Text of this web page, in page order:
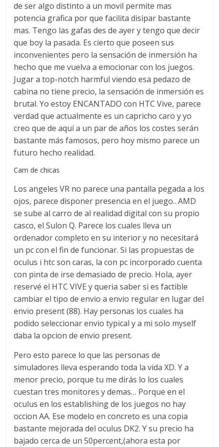
de ser algo distinto a un movil permite mas
potencia grafica por que facilita disipar bastante
mas. Tengo las gafas des de ayer y tengo que decir
que boy la pasada. Es cierto que poseen sus
inconvenientes pero la sensación de inmersión ha
hecho que me vuelva a emocionar con los juegos.
Jugar a top-notch harmful viendo esa pedazo de
cabina no tiene precio, la sensación de inmersión es
brutal. Yo estoy ENCANTADO con HTC Vive, parece
verdad que actualmente es un capricho caro y yo
creo que de aquí a un par de años los costes serán
bastante más famosos, pero hoy mismo parece un
futuro hecho realidad.
Cam de chicas
Los angeles VR no parece una pantalla pegada a los
ojos, parece disponer presencia en el juego.. AMD
se sube al carro de al realidad digital con su propio
casco, el Sulon Q. Parece los cuales lleva un
ordenador completo en su interior y no necesitará
un pc con el fin de funcionar. Si las propuestas de
oculus i htc son caras, la con pc incorporado cuenta
con pinta de irse demasiado de precio. Hola, ayer
reservé el HTC VIVE y queria saber si es factible
cambiar el tipo de envio a envio regular en lugar del
envio present (88). Hay personas los cuales ha
podido seleccionar envio typical y a mi solo myself
daba la opcion de envio present.
Pero esto parece lo que las personas de
simuladores lleva esperando toda la vida XD. Y a
menor precio, porque tu me dirás lo los cuales
cuestan tres monitores y demas… Porque en el
oculus en los establishing de los juegos no hay
occion AA. Ese modelo en concreto es una copia
bastante mejorada del oculus DK2. Y su precio ha
bajado cerca de un 50percent,(ahora esta por